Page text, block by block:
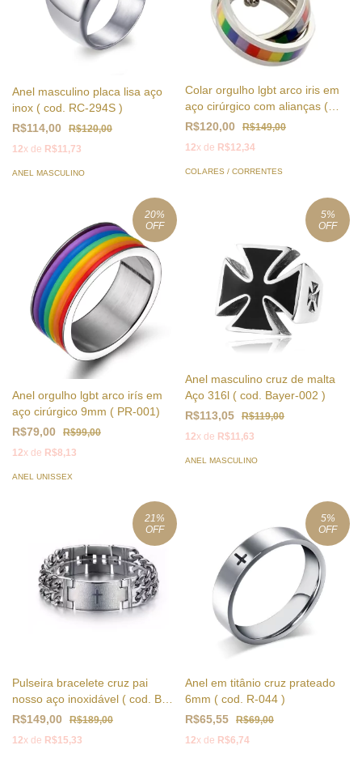
Anel masculino placa lisa aço
inox ( cod. RC-294S )
R$114,00
R$120,00
12x de R$11,73
ANEL MASCULINO
Colar orgulho lgbt arco iris em
aço cirúrgico com alianças (
cod. PPN-006 )
R$120,00
R$149,00
12x de R$12,34
COLARES / CORRENTES
20%
OFF
Anel orgulho lgbt arco irís em
aço cirúrgico 9mm ( PR-001)
R$79,00
R$99,00
12x de R$8,13
ANEL UNISSEX
5%
OFF
Anel masculino cruz de malta
Aço 316l ( cod. Bayer-002 )
R$113,05
R$119,00
12x de R$11,63
ANEL MASCULINO
21 %
OFF
Pulseira bracelete cruz pai
nosso aço inoxidável ( cod. BR-
044 )
R$149,00
R$189,00
12x de R$15,33
5%
OFF
Anel em titânio cruz prateado
6mm ( cod. R-044 )
R$65,55
R$69,00
12x de R$6,74